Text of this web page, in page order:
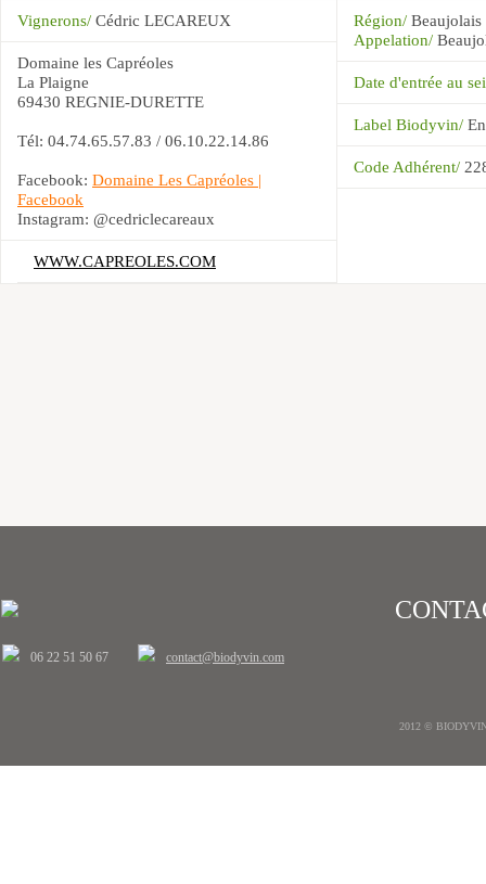
Vignerons/ Cédric LECAREUX
Domaine les Capréoles
La Plaigne
69430 REGNIE-DURETTE
Tél: 04.74.65.57.83 / 06.10.22.14.86
Facebook: Domaine Les Capréoles |
Facebook
Instagram: @cedriclecareaux
WWW.CAPREOLES.COM
Région/ Beaujolais
Appelation/
Date d'entrée au
Label Biodyvin/
Code Adhérent/
06 22 51 50 67 contact@biodyvin.com
2012 ©